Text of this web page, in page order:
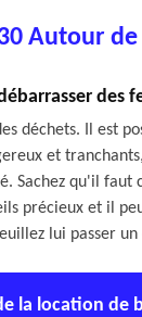
Autour de
des
déchets. Il est
et
Sachez qu'il faut
précieux et il
lui passer
la location de